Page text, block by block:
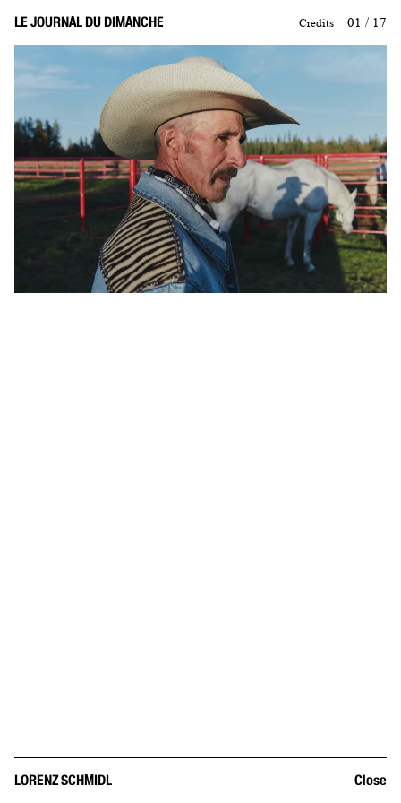
LE JOURNAL DU DIMANCHE Credits 01 / 17
LORENZ SCHMIDL Close